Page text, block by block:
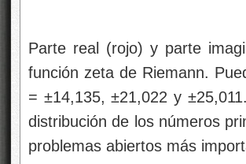
Parte real (rojo) y parte
función zeta de Riemann.
= ±14,135, ±21,022 y
distribución de los números
problemas abiertos más